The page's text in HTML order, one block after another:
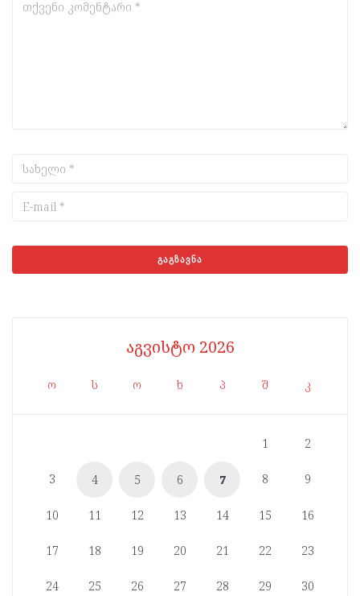
აგვისტო 2026
ო ს ო ხ პ შ კ
1 2
3 4 5 6 7 8 9
10 11 12 13 14 15 16
17 18 19 20 21 22 23
24 25 26 27 28 29 30